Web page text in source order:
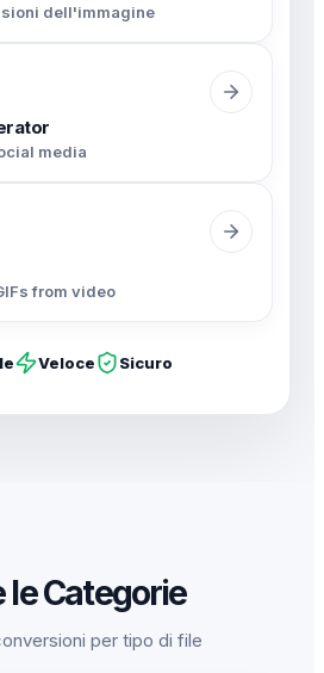
dell'immagine
media
from video
Veloce Sicuro
le Categorie
per tipo di file